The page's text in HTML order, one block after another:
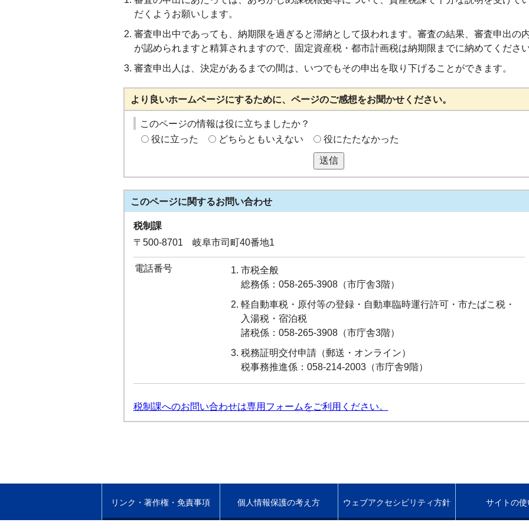
だくようお願いします。
審査申出中であっても、納期限を過ぎると滞納として扱われます。審査の結果、審査申出の
が認められますと精算されますので、固定資産税・都市計画税は納期限までに納めてください
審査申出人は、決定があるまでの間は、いつでもその申出を取り下げることができます。
より良いホームページにするために、ページのご感想をお聞かせください。
このページの情報は役に立ちましたか？
役に立った
どちらともいえない 役にたたなかった
送信
このページに関するお問い合わせ
税制課
〒500-8701 岐阜市司町40番地1
電話番号
市税全般
総務係：058-265-3908（市庁舎3階）
軽自動車税・原付等の登録・自動車臨時運行許可・市たばこ税・
入湯税・宿泊税
諸税係：058-265-3908（市庁舎3階）
税務証明交付申請（郵送・オンライン）
税事務推進係：058-214-2003（市庁舎9階）
税制課へのお問い合わせは専用フォームをご利用ください。
リンク・著作権・免責事項 個人情報保護の考え方 ウェブアクセシビリティ方針 サイトの使